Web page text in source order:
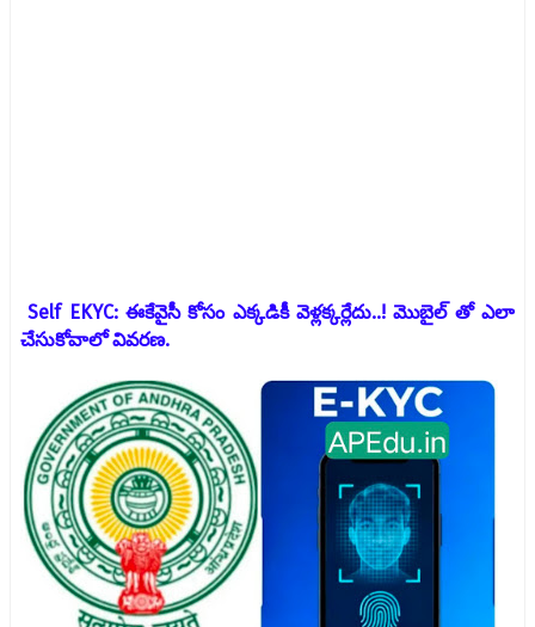
Self EKYC: ఈకేవైసీ కోసం ఎక్కడికీ వెళ్లక్కర్లేదు..! మొబైల్ తో ఎలా
చేసుకోవాలో వివరణ.